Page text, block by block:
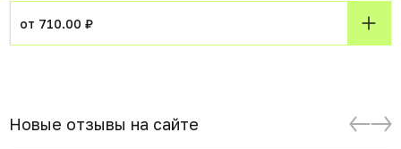
от 710.00 ₽
Новые отзывы на сайте